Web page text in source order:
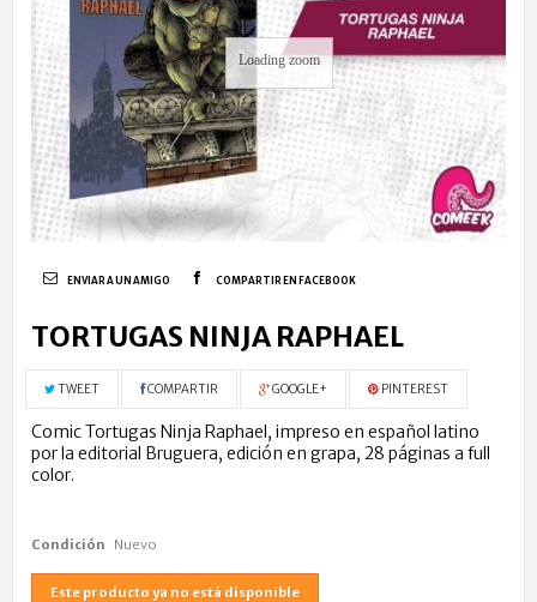
Loading zoom
ENVIAR A UN AMIGO COMPARTIR EN FACEBOOK
TORTUGAS NINJA RAPHAEL
TWEET COMPARTIR GOOGLE+ PINTEREST
Comic Tortugas Ninja Raphael, impreso en español latino
por la editorial Bruguera, edición en grapa, 28 páginas a full
color.
Condición Nuevo
Este producto ya no está disponible